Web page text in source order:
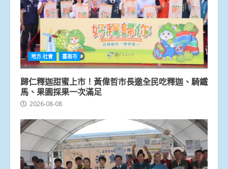
地方.社會 臺南市
歸仁釋迦甜蜜上市！黃偉哲市長邀全民吃釋迦、騎鐵
馬、果園採果一次滿足
2026-08-08